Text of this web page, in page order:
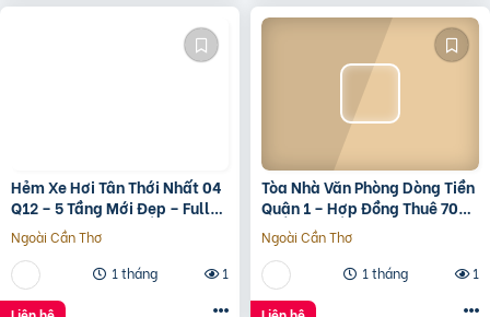
Hẻm Xe Hơi Tân Thới Nhất 04
Q12 – 5 Tầng Mới Đẹp – Full
Nội Thất – Giá 7.3 Tỷ
Ngoài Cần Thơ
1 tháng
1
Tòa Nhà Văn Phòng Dòng Tiền
Quận 1 – Hợp Đồng Thuê 700
Triệu/Tháng – 490 Tỷ
Ngoài Cần Thơ
1 tháng
1